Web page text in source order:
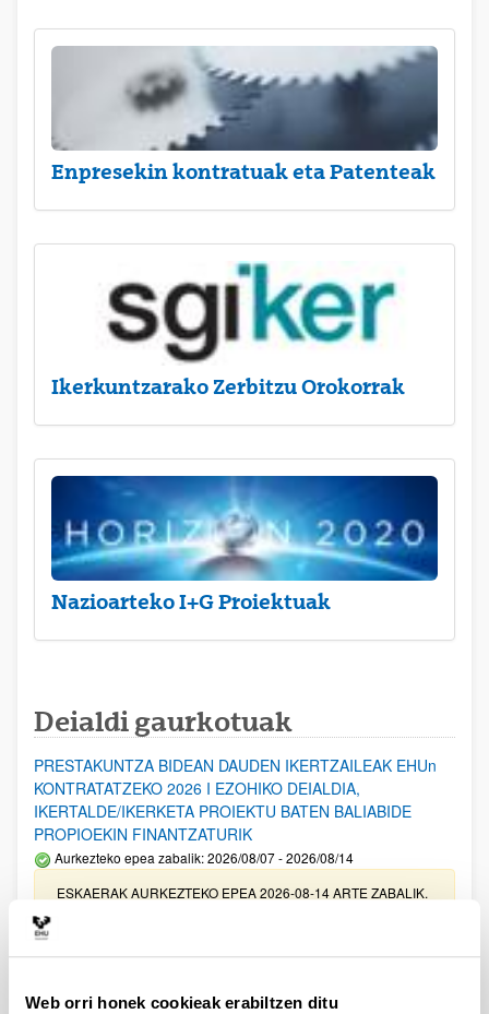
Web orri honek cookieak erabiltzen ditu
Enpresekin kontratuak eta Patenteak
Ikerkuntzarako Zerbitzu Orokorrak
Nazioarteko I+G Proiektuak
Deialdi gaurkotuak
PRESTAKUNTZA BIDEAN DAUDEN IKERTZAILEAK EHUn
KONTRATATZEKO 2026 I EZOHIKO DEIALDIA,
IKERTALDE/IKERKETA PROIEKTU BATEN BALIABIDE
PROPIOEKIN FINANTZATURIK
Aurkezteko epea zabalik: 2026/08/07 - 2026/08/14
ESKAERAK AURKEZTEKO EPEA 2026-08-14 ARTE ZABALIK.
UPV/EHUn Azpiegitura Zientifikoa eta Funts Bibliografikoak